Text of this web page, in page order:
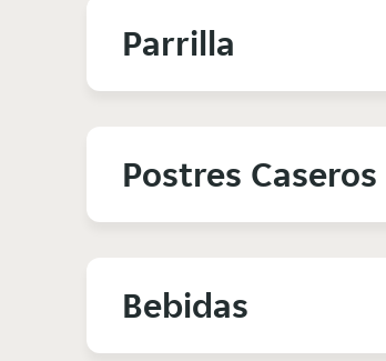
Parrilla
Postres Caseros
Bebidas